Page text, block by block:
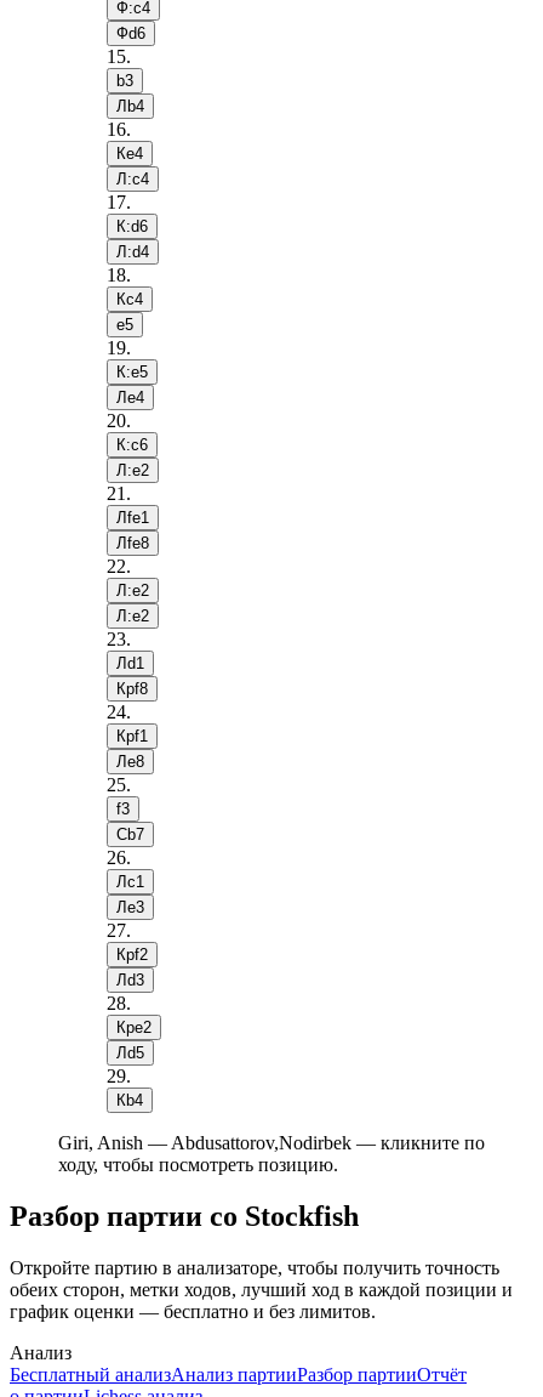
Ф:c4
Фd6
15.
b3
Лb4
16.
Кe4
Л:c4
17.
К:d6
Л:d4
18.
Кc4
e5
19.
К:e5
Лe4
20.
К:c6
Л:e2
21 .
Лfe1
Лfe8
22.
Л:e2
Л:e2
23.
Лd1
Крf8
24.
Крf1
Лe8
25.
f3
Сb7
26.
Лc1
Лe3
27.
Крf2
Лd3
28.
Крe2
Лd5
29.
Кb4
Giri, Anish — Abdusattorov,Nodirbek — кликните по
ходу, чтобы посмотреть позицию.
Разбор партии со Stockfish
Откройте партию в анализаторе, чтобы получить точность
обеих сторон, метки ходов, лучший ход в каждой позиции и
график оценки — бесплатно и без лимитов.
Анализ
Бесплатный анализАнализ партииРазбор партииОтчёт